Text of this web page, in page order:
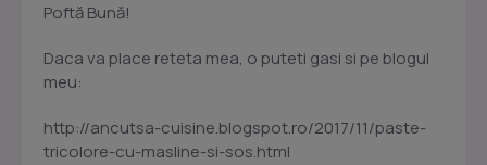
Poftă Bună!
Daca va place reteta mea, o puteti gasi si pe blogul
meu:
http://ancutsa-cuisine.blogspot.ro/2017/11/paste-
tricolore-cu-masline-si-sos.html